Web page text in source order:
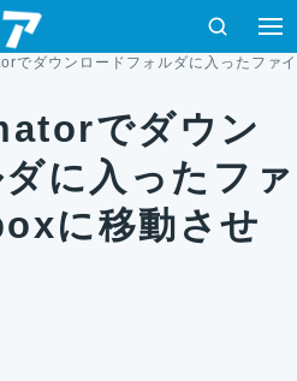
検索
でダウンロードフォルダに入ったファ
でダウン
に入ったファ
に移動させ